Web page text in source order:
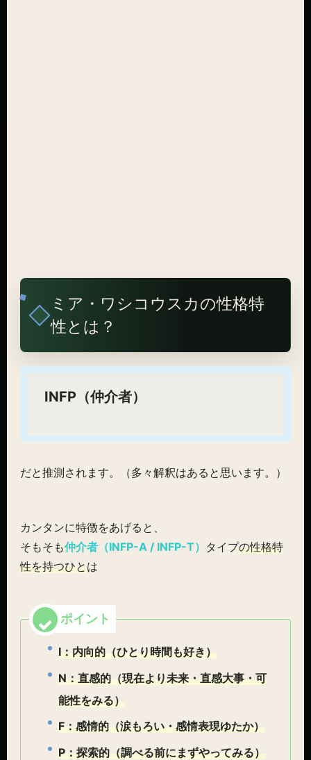
ミア・ワシコウスカの性格特
性とは？
INFP（仲介者）
だと推測されます。（多々解釈はあると思います。）
カンタンに特徴をあげると、
そもそも仲介者（INFP-A / INFP-T） タイプの性格特
性を持つひと は
I：内向的（ひとり時間も好き）
N：直感的（現在より未来・直感大事・可
能性をみる）
F：感情的（涙もろい・感情表現ゆたか）
P：探索的（調べる前にまずやってみる）